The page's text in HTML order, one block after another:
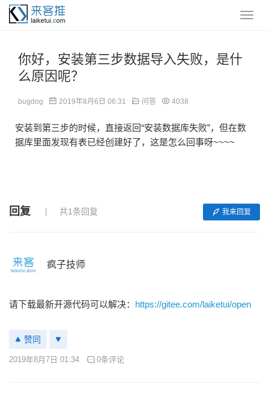
你好，安装第三步数据导入失败，是什
么原因呢？
bugdog 2019年8月6日 06:31 问答 4038
安装到第三步的时候，直接返回“安装数据库失败”，但在数
据库里面发现有表已经创建好了，这是怎么回事呀~~~~
回复 共1条回复 我来回复
疯子技师
请下载最新开源代码可以解决： https://gitee.com/laiketui/open
赞同
2019年8月7日 01:34 0条评论